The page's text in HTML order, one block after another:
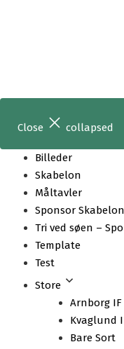
Close collapsed
Billeder
Skabelon
Måltavler
Sponsor Skabelon
Tri ved søen –
Template
Test
Store
Arnborg IF
Kvaglund
Bare Sort